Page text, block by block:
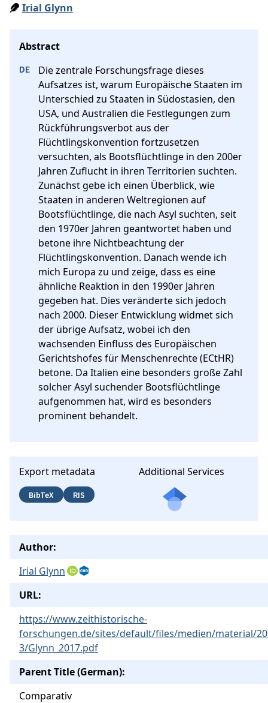
Irial Glynn
Die zentrale Forschungsfrage dieses
Aufsatzes ist, warum Europäische Staaten im
Unterschied zu Staaten in Südostasien, den
USA, und Australien die Festlegungen zum
Rückführungsverbot aus der
Flüchtlingskonvention fortzusetzen
versuchten, als Bootsflüchtlinge in den 200er
Jahren Zuflucht in ihren Territorien suchten.
Zunächst gebe ich einen Überblick, wie
Staaten in anderen Weltregionen auf
Bootsflüchtlinge, die nach Asyl suchten, seit
den 1970er Jahren geantwortet haben und
betone ihre Nichtbeachtung der
Flüchtlingskonvention. Danach wende ich
mich Europa zu und zeige, dass es eine
ähnliche Reaktion in den 1990er Jahren
gegeben hat. Dies veränderte sich jedoch
nach 2000. Dieser Entwicklung widmet sich
der übrige Aufsatz, wobei ich den
wachsenden Einfluss des Europäischen
Gerichtshofes für Menschenrechte (ECtHR)
betone. Da Italien eine besonders große Zahl
solcher Asyl suchender Bootsflüchtlinge
aufgenommen hat, wird es besonders
prominent behandelt.
Export metadata
BibTeX RIS
Additional Services
Author:
Irial Glynn
URL:
https://www.zeithistorische-
forschungen.de/sites/default/files/medien/material/
3/Glynn_2017.pdf
Parent Title (German):
Comparativ